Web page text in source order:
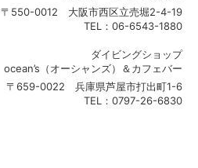
〒550-0012 大阪市西区立売堀2-4-19
TEL：06-6543-1880
ダイビングショップ
ocean’s（オーシャンズ）＆カフェバー
〒659-0022 兵庫県芦屋市打出町1-6
TEL：0797-26-6830